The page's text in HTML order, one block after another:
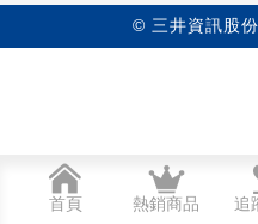
© 三井資訊股
首頁 熱銷商品 追